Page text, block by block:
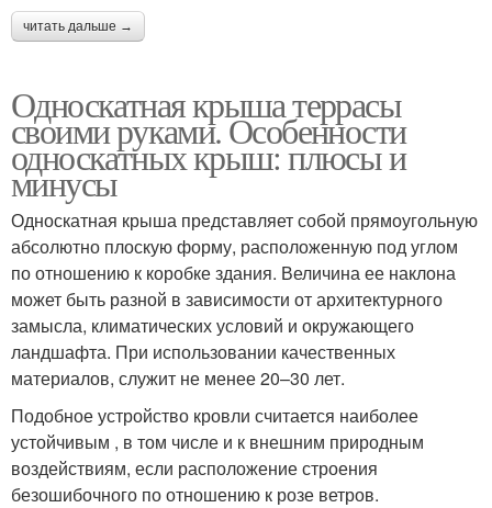
читать дальше →
Односкатная крыша террасы
своими руками. Особенности
односкатных крыш: плюсы и
минусы
Односкатная крыша представляет собой прямоугольную
абсолютно плоскую форму, расположенную под углом
по отношению к коробке здания. Величина ее наклона
может быть разной в зависимости от архитектурного
замысла, климатических условий и окружающего
ландшафта. При использовании качественных
материалов, служит не менее 20–30 лет.
Подобное устройство кровли считается наиболее
устойчивым , в том числе и к внешним природным
воздействиям, если расположение строения
безошибочного по отношению к розе ветров.